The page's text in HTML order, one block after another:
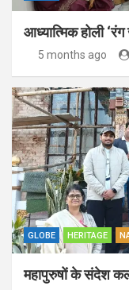
आध्यात्मिक होली
5 months ago
GLOBE HERITAGE
महापुरुषों के संदेश